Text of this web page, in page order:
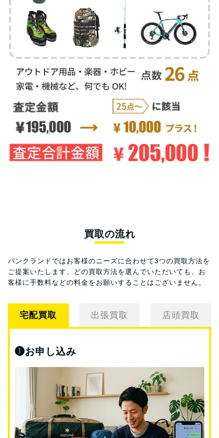
買取の流れ
パンクランドではお客様のニーズに合わせて3つの買取方法を
ご提案いたします。
どの買取方法を選んでいただいても、お
客様に手数料などの料金をお願いすることはございません。
宅配買取 出張買取 店頭買取
❶お申し込み